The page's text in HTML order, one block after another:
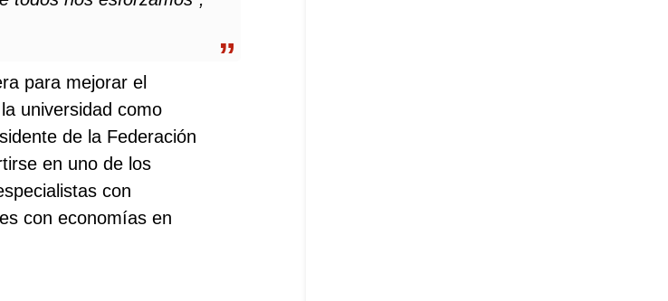
para mejorar el
universidad como
de la Federación
en uno de los
con
con economías en